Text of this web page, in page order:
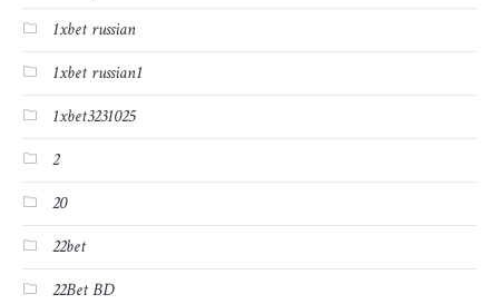
1xbet russian
1xbet russian1
1xbet3231025
2
20
22bet
22Bet BD